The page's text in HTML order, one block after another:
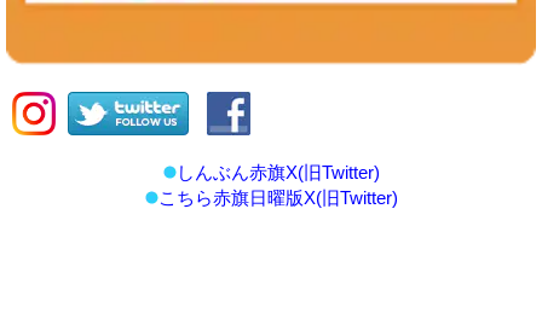
しんぶん赤旗X(旧Twitter)
こちら赤旗日曜版X(旧Twitter)